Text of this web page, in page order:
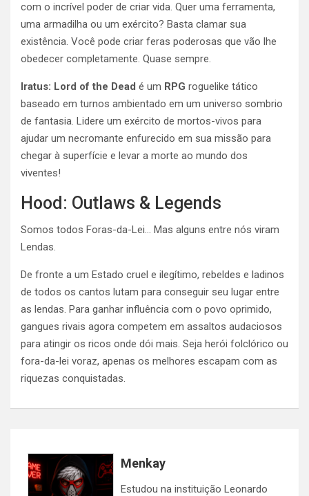
com o incrível poder de criar vida. Quer uma ferramenta,
uma armadilha ou um exército? Basta clamar sua
existência. Você pode criar feras poderosas que vão lhe
obedecer completamente. Quase sempre.
Iratus: Lord of the Dead é um RPG roguelike tático
baseado em turnos ambientado em um universo sombrio
de fantasia. Lidere um exército de mortos-vivos para
ajudar um necromante enfurecido em sua missão para
chegar à superfície e levar a morte ao mundo dos
viventes!
Hood: Outlaws & Legends
Somos todos Foras-da-Lei… Mas alguns entre nós viram
Lendas.
De fronte a um Estado cruel e ilegítimo, rebeldes e ladinos
de todos os cantos lutam para conseguir seu lugar entre
as lendas. Para ganhar influência com o povo oprimido,
gangues rivais agora competem em assaltos audaciosos
para atingir os ricos onde dói mais. Seja herói folclórico ou
fora-da-lei voraz, apenas os melhores escapam com as
riquezas conquistadas.
Menkay
Estudou na instituição Leonardo